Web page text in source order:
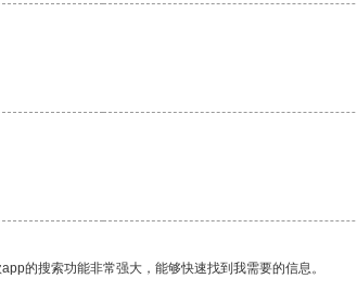
的搜索功能非常强大，能够快速找到我需要的信息。